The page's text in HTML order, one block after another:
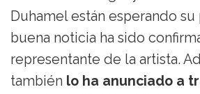
Duhamel están esperando
buena noticia ha sido
representante de la artista.
también lo ha anunciado a